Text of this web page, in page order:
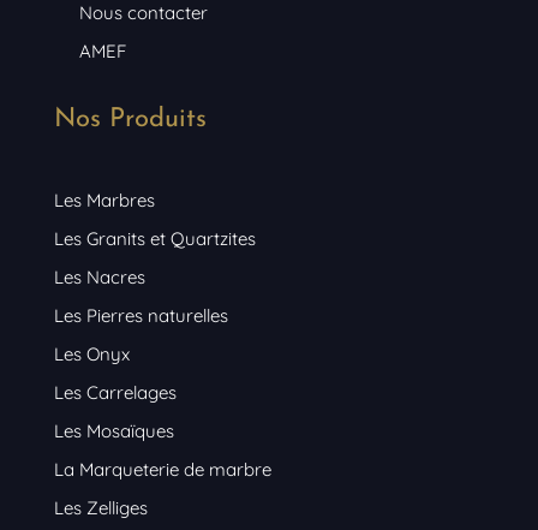
Nous contacter
AMEF
Nos Produits
Les Marbres
Les Granits et Quartzites
Les Nacres
Les Pierres naturelles
Les Onyx
Les Carrelages
Les Mosaïques
La Marqueterie de marbre
Les Zelliges